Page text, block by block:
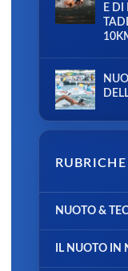
E DI
RUBRICHE
NUOTO &
IL NUOTO IN